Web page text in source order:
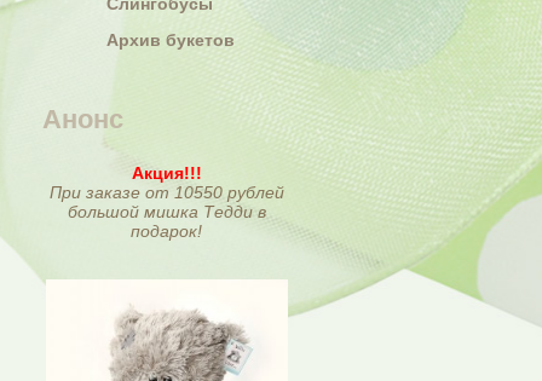
Слингобусы
Архив букетов
Анонс
Акция!!!
При заказе от 10550 рублей
большой мишка Тедди в
подарок!